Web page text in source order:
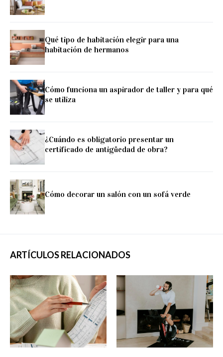
Qué tipo de habitación elegir para una
habitación de hermanos
Cómo funciona un aspirador de taller y para qué
se utiliza
¿Cuándo es obligatorio presentar un
certificado de antigüedad de obra?
Cómo decorar un salón con un sofá verde
ARTÍCULOS RELACIONADOS